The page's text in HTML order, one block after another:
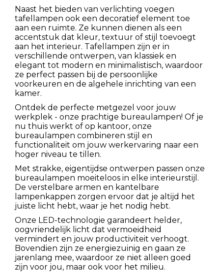
Naast het bieden van verlichting voegen
tafellampen ook een decoratief element toe
aan een ruimte. Ze kunnen dienen als een
accentstuk dat kleur, textuur of stijl toevoegt
aan het interieur. Tafellampen zijn er in
verschillende ontwerpen, van klassiek en
elegant tot modern en minimalistisch, waardoor
ze perfect passen bij de persoonlijke
voorkeuren en de algehele inrichting van een
kamer.
Ontdek de perfecte metgezel voor jouw
werkplek - onze prachtige bureaulampen! Of je
nu thuis werkt of op kantoor, onze
bureaulampen combineren stijl en
functionaliteit om jouw werkervaring naar een
hoger niveau te tillen.
Met strakke, eigentijdse ontwerpen passen onze
bureaulampen moeiteloos in elke interieurstijl.
De verstelbare armen en kantelbare
lampenkappen zorgen ervoor dat je altijd het
juiste licht hebt, waar je het nodig hebt.
Onze LED-technologie garandeert helder,
oogvriendelijk licht dat vermoeidheid
vermindert en jouw productiviteit verhoogt.
Bovendien zijn ze energiezuinig en gaan ze
jarenlang mee, waardoor ze niet alleen goed
zijn voor jou, maar ook voor het milieu.